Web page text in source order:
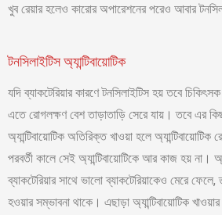
খুব রেয়ার হলেও কারোর অপারেশনের পরেও আবার
টনসিলাইটিস অ্যান্টিবায়োটিক
যদি ব্যাকটেরিয়ার কারণে টনসিলাইটিস হয় তবে
এতে রোগলক্ষণ বেশ তাড়াতাড়ি সেরে যায়। তবে এর
অ্যান্টিবায়োটিক অতিরিক্ত খাওয়া হলে অ্যান্টিবায়োটিক
পরবর্তী কালে সেই অ্যান্টিবায়োটিকে আর কাজ হয় না।
ব্যাকটেরিয়ার সাথে ভালো ব্যাকটেরিয়াকেও মেরে
হওয়ার সম্ভাবনা থাকে। এছাড়া অ্যান্টিবায়োটিক